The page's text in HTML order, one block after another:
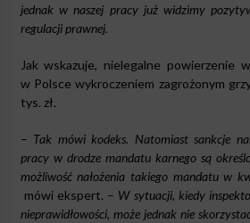
jednak w naszej pracy już widzimy
regulacji prawnej.
Jak wskazuje, nielegalne powierzenie
w Polsce wykroczeniem zagrożonym
tys. zł.
– Tak mówi kodeks. Natomiast sankcje
pracy w drodze mandatu karnego są
możliwość nałożenia takiego mandatu w
mówi ekspert. – W sytuacji, kiedy
nieprawidłowości, może jednak nie